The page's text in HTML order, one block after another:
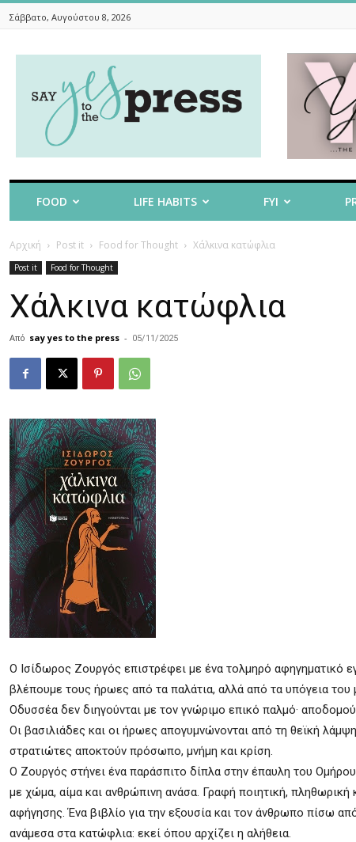
Σάββατο, Αυγούστου 8, 2026
To
The
FOOD LIFE HABITS FYI
Αρχική Post it Food for Thought Χάλκινα κατώφλια
Post it Food for Thought
Χάλκινα κατώφλια
Από say yes to the press - 05/11/2025
Ο Ισίδωρος Ζουργός επιστρέφει με ένα τολμηρό αφηγηματικό
βλέπουμε τους ήρωες από τα παλάτια, αλλά από τα υπόγεια του
Οδυσσέα δεν διηγούνται με τον γνώριμο επικό παλμό·
Οι βασιλιάδες και οι ήρωες απογυμνώνονται από τη θεϊκή
στρατιώτες αποκτούν πρόσωπο, μνήμη και κρίση.
Ο Ζουργός στήνει ένα παράσπιτο δίπλα στην έπαυλη του
με χώμα, αίμα και ανθρώπινη ανάσα. Γραφή ποιητική, πληθωρική
αφήγησης. Ένα βιβλίο για την εξουσία και τον άνθρωπο πίσω
ανάμεσα στα κατώφλια: εκεί όπου αρχίζει η αλήθεια.